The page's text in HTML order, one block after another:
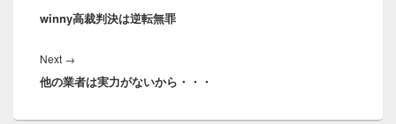
ナ
ゲ
ー
シ
post:
winny高裁判決は逆転無罪
Next →
post:
他の業者は実力がないから・・・